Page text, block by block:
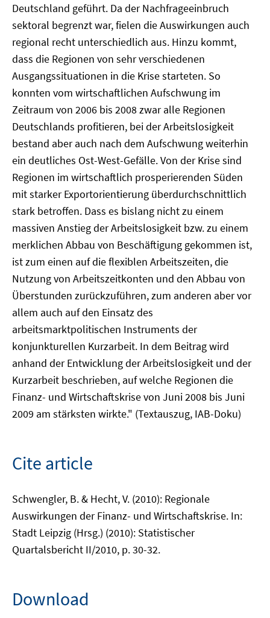
Deutschland geführt. Da der Nachfrageeinbruch
sektoral begrenzt war, fielen die Auswirkungen auch
regional recht unterschiedlich aus. Hinzu kommt,
dass die Regionen von sehr verschiedenen
Ausgangssituationen in die Krise starteten. So
konnten vom wirtschaftlichen Aufschwung im
Zeitraum von 2006 bis 2008 zwar alle Regionen
Deutschlands profitieren, bei der Arbeitslosigkeit
bestand aber auch nach dem Aufschwung weiterhin
ein deutliches Ost-West-Gefälle. Von der Krise sind
Regionen im wirtschaftlich prosperierenden Süden
mit starker Exportorientierung überdurchschnittlich
stark betroffen. Dass es bislang nicht zu einem
massiven Anstieg der Arbeitslosigkeit bzw. zu einem
merklichen Abbau von Beschäftigung gekommen ist,
ist zum einen auf die flexiblen Arbeitszeiten, die
Nutzung von Arbeitszeitkonten und den Abbau von
Überstunden zurückzuführen, zum anderen aber vor
allem auch auf den Einsatz des
arbeitsmarktpolitischen Instruments der
konjunkturellen Kurzarbeit. In dem Beitrag wird
anhand der Entwicklung der Arbeitslosigkeit und der
Kurzarbeit beschrieben, auf welche Regionen die
Finanz- und Wirtschaftskrise von Juni 2008 bis Juni
2009 am stärksten wirkte." (Textauszug, IAB-Doku)
Cite article
Schwengler, B. & Hecht, V. (2010): Regionale
Auswirkungen der Finanz- und Wirtschaftskrise. In:
Stadt Leipzig (Hrsg.) (2010): Statistischer
Quartalsbericht II/2010, p. 30-32.
Download